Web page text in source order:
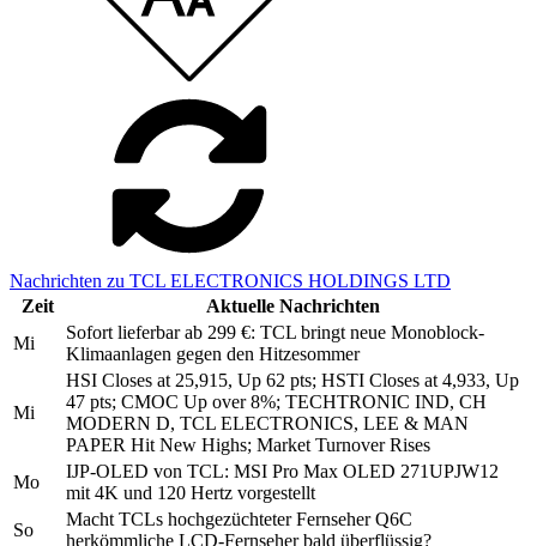
Nachrichten zu TCL ELECTRONICS HOLDINGS LTD
Zeit
Aktuelle Nachrichten
Mi
Sofort lieferbar ab 299 €: TCL bringt neue Monoblock-
Klimaanlagen gegen den Hitzesommer
Mi
HSI Closes at 25,915, Up 62 pts; HSTI Closes at 4,933, Up
47 pts; CMOC Up over 8%; TECHTRONIC IND, CH
MODERN D, TCL ELECTRONICS, LEE & MAN
PAPER Hit New Highs; Market Turnover Rises
Mo
IJP-OLED von TCL: MSI Pro Max OLED 271UPJW12
mit 4K und 120 Hertz vorgestellt
So
Macht TCLs hochgezüchteter Fernseher Q6C
herkömmliche LCD-Fernseher bald überflüssig?